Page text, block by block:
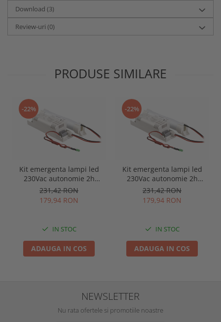
Download (3)
Review-uri (0)
PRODUSE SIMILARE
-22%
Kit emergenta lampi led
230Vac autonomie 2h
Intelight 98860
231,42 RON
179,94 RON
IN STOC
ADAUGA IN COS
-22%
Kit emergenta lampi led
230Vac autonomie 2h
Intelight 98882
231,42 RON
179,94 RON
IN STOC
ADAUGA IN COS
NEWSLETTER
Nu rata ofertele si promotiile noastre